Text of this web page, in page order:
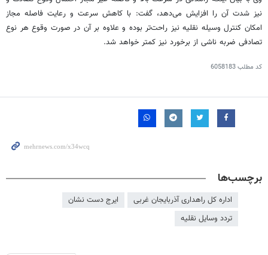
نیز شدت آن را افزایش می‌دهد، گفت: با کاهش سرعت و رعایت فاصله مجاز
امکان کنترل وسیله نقلیه نیز راحت‌تر بوده و علاوه بر آن در صورت وقوع هر نوع
تصادفی ضربه ناشی از برخورد نیز کمتر خواهد شد.
کد مطلب6058183
برچسب‌ها
اداره کل راهداری آذربایجان غربی
ایرج دست نشان
تردد وسایل نقلیه